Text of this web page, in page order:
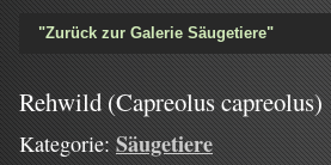
"Zurück zur Galerie Säugetiere"
Rehwild (Capreolus capreolus)
Kategorie: Säugetiere